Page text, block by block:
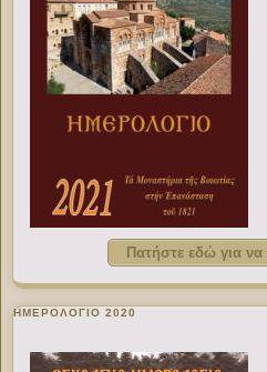
Πατήστε εδώ για να
ΗΜΕΡΟΛΟΓΙΟ 2020